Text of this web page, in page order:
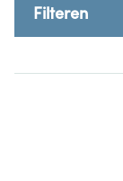
Filteren